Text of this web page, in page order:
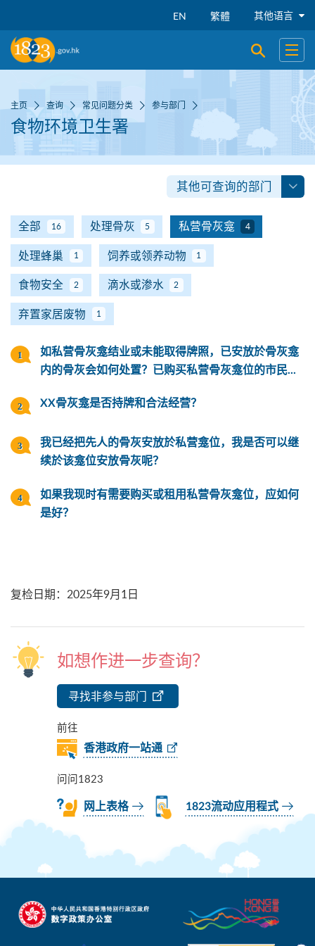
EN 繁體 其他语言
开启搜寻
开启
主页 查询 常见问题分类 参与部门
食物环境卫生署
其他可查询的部门
全部 16 处理骨灰 5 私营骨灰龛 4
处理蜂巢 1 饲养或领养动物 1
食物安全 2 滴水或渗水 2
弃置家居废物 1
如私营骨灰龛结业或未能取得牌照，已安放於骨灰龛
内的骨灰会如何处置？已购买私营骨灰龛位的市民...
XX骨灰龛是否持牌和合法经营？
我已经把先人的骨灰安放於私营龛位，我是否可以继
续於该龛位安放骨灰呢？
如果我现时有需要购买或租用私营骨灰龛位，应如何
是好？
复检日期： 2025年9月1日
如想作进一步查询？
寻找非参与部门
前往
香港政府一站通
问问1823
网上表格 1823流动应用程式